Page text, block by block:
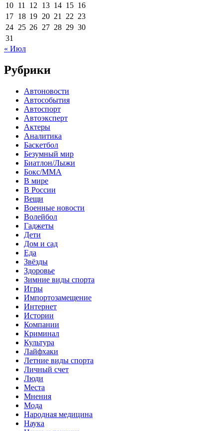
10 11 12 13 14 15 16
17 18 19 20 21 22 23
24 25 26 27 28 29 30
31
« Июл
Рубрики
Автоновости
Автособытия
Автоспорт
Автоэксперт
Актеры
Аналитика
Баскетбол
Безумный мир
Биатлон/Лыжи
Бокс/MMA
В мире
В России
Вещи
Военные новости
Волейбол
Гаджеты
Дети
Дом и сад
Еда
Звёзды
Здоровье
Зимние виды спорта
Игры
Импортозамещение
Интернет
Истории
Компании
Криминал
Культура
Лайфхаки
Летние виды спорта
Личный счет
Люди
Места
Мнения
Мода
Народная медицина
Наука